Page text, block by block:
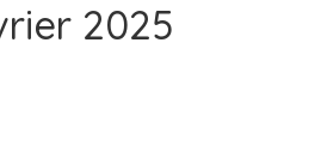
2025